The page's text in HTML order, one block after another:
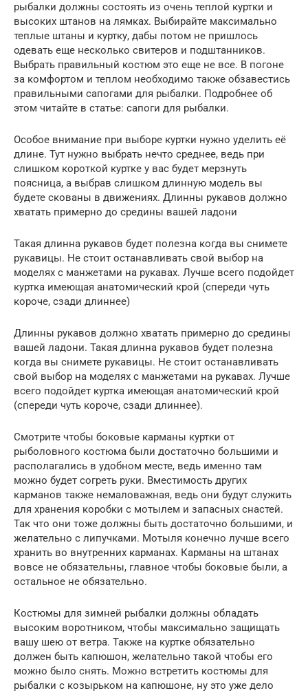
рыбалки должны состоять из очень теплой куртки и
высоких штанов на лямках. Выбирайте максимально
теплые штаны и куртку, дабы потом не пришлось
одевать еще несколько свитеров и подштанников.
Выбрать правильный костюм это еще не все. В погоне
за комфортом и теплом необходимо также обзавестись
правильными сапогами для рыбалки. Подробнее об
этом читайте в статье: сапоги для рыбалки.
Особое внимание при выборе куртки нужно уделить её
длине. Тут нужно выбрать нечто среднее, ведь при
слишком короткой куртке у вас будет мерзнуть
поясница, а выбрав слишком длинную модель вы
будете скованы в движениях. Длинны рукавов должно
хватать примерно до средины вашей ладони
Такая длинна рукавов будет полезна когда вы снимете
рукавицы. Не стоит останавливать свой выбор на
моделях с манжетами на рукавах. Лучше всего подойдет
куртка имеющая анатомический крой (спереди чуть
короче, сзади длиннее)
Длинны рукавов должно хватать примерно до средины
вашей ладони. Такая длинна рукавов будет полезна
когда вы снимете рукавицы. Не стоит останавливать
свой выбор на моделях с манжетами на рукавах. Лучше
всего подойдет куртка имеющая анатомический крой
(спереди чуть короче, сзади длиннее).
Смотрите чтобы боковые карманы куртки от
рыболовного костюма были достаточно большими и
располагались в удобном месте, ведь именно там
можно будет согреть руки. Вместимость других
карманов также немаловажная, ведь они будут служить
для хранения коробки с мотылем и запасных снастей.
Так что они тоже должны быть достаточно большими, и
желательно с липучками. Мотыля конечно лучше всего
хранить во внутренних карманах. Карманы на штанах
вовсе не обязательны, главное чтобы боковые были, а
остальное не обязательно.
Костюмы для зимней рыбалки должны обладать
высоким воротником, чтобы максимально защищать
вашу шею от ветра. Также на куртке обязательно
должен быть капюшон, желательно такой чтобы его
можно было снять. Можно встретить костюмы для
рыбалки с козырьком на капюшоне, ну это уже дело